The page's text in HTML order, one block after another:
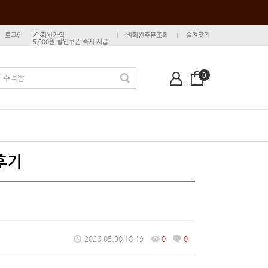
로그인 회원가입
5,000원 할인쿠폰 즉시 지급
비회원주문조회 즐겨찾기
0
2026.05.30 18:19 0 0